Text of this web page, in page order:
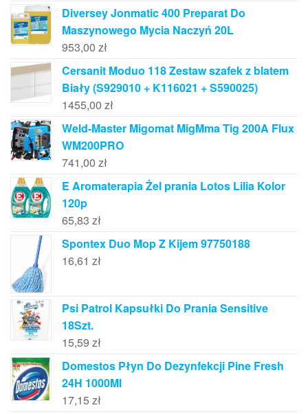
Diversey Jonmatic 400 Preparat Do
Maszynowego Mycia Naczyń 20L
953,00 zł
Cersanit Moduo 118 Zestaw szafek z blatem
Biały (S929010 + K116021 + S590025)
1455,00 zł
Weld-Master Migomat MigMma Tig 200A Flux
WM200PRO
741,00 zł
E Aromaterapia Żel prania Lotos Lilia Kolor
120p
65,83 zł
Spontex Duo Mop Z Kijem 97750188
16,61 zł
Psi Patrol Kapsułki Do Prania Sensitive
18Szt.
15,59 zł
Domestos Płyn Do Dezynfekcji Pine Fresh
24H 1000Ml
17,15 zł